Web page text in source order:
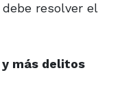
resolver el
más delitos